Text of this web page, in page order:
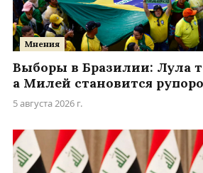
Мнения
Выборы в Бразилии: Лула
а Милей становится
5 августа 2026 г.